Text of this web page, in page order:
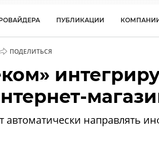
ПУБЛИКАЦИИ
ПОДЕЛИТЬСЯ
автоматически направлять